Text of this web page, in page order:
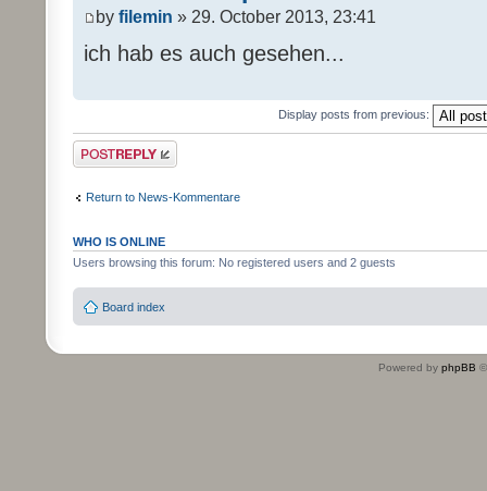
by filemin » 29. October 2013, 23:41
ich hab es auch gesehen...
Display posts from previous:
Post a reply
Return to News-Kommentare
WHO IS ONLINE
Users browsing this forum: No registered users and 2 guests
Board index
Powered by phpBB